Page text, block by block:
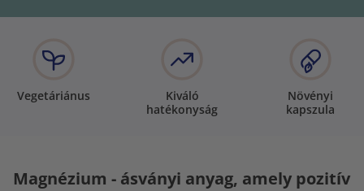
Vegetáriánus
Kiváló
hatékonyság
Növényi
kapszula
Magnézium - ásványi anyag, amely pozitív